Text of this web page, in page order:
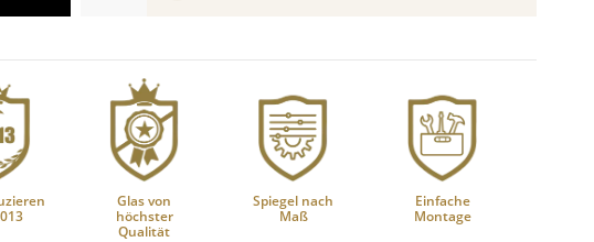
Glas von
höchster
Qualität
Spiegel nach
Maß
Einfache
Montage